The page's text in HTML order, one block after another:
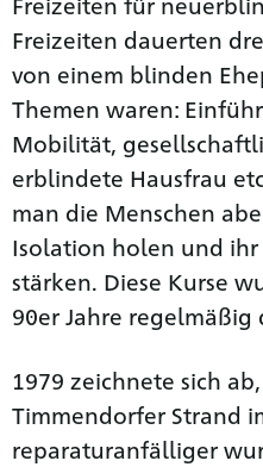
Freizeiten dauerten
von einem blinden
Themen waren:
Mobilität,
erblindete Hausfrau
man die Menschen
Isolation holen und
stärken. Diese Kurse
90er Jahre
1979 zeichnete sich
Timmendorfer Strand
reparaturanfälliger